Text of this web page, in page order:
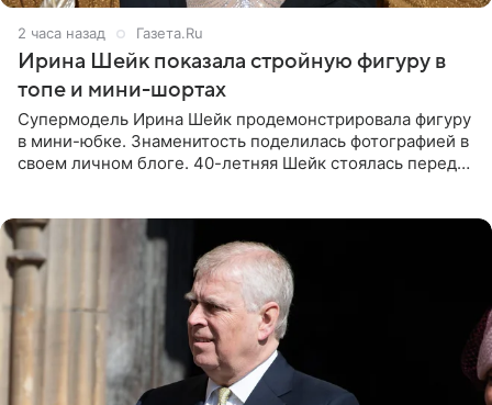
2 часа назад Газета.Ru
Ирина Шейк показала стройную фигуру в
топе и мини-шортах
Супермодель Ирина Шейк продемонстрировала фигуру
в мини-юбке. Знаменитость поделилась фотографией в
своем личном блоге. 40-летняя Шейк стоялась перед